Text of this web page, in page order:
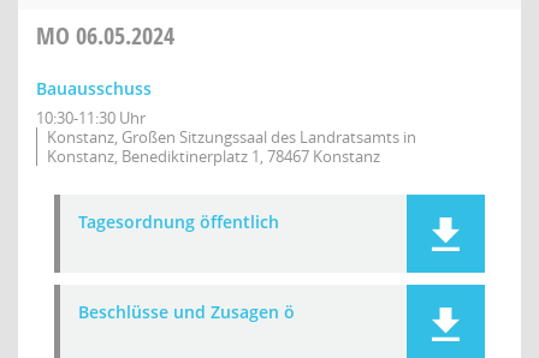
MO 06.05.2024
Bauausschuss
10:30-11:30 Uhr
Konstanz, Großen Sitzungssaal des Landratsamts in
Konstanz, Benediktinerplatz 1, 78467 Konstanz
Tagesordnung öffentlich
Beschlüsse und Zusagen ö